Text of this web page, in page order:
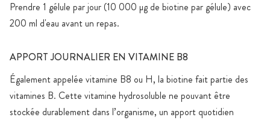
Prendre 1 gélule par jour (10 000 µg de biotine par gélule) avec
200 ml d'eau avant un repas.
APPORT JOURNALIER EN VITAMINE B8
Également appelée vitamine B8 ou H, la biotine fait partie des
vitamines B. Cette vitamine hydrosoluble ne pouvant être
stockée durablement dans l’organisme, un apport quotidien